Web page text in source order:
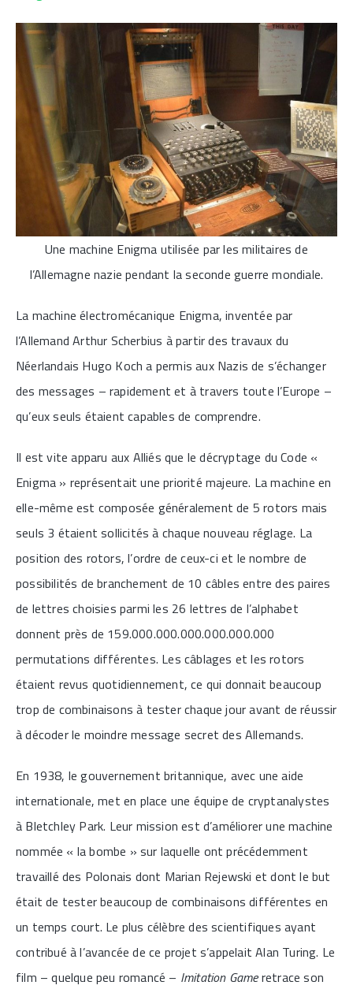
Une machine Enigma utilisée par les militaires de
l’Allemagne nazie pendant la seconde guerre mondiale.
La machine électromécanique Enigma, inventée par
l’Allemand Arthur Scherbius à partir des travaux du
Néerlandais Hugo Koch a permis aux Nazis de s’échanger
des messages – rapidement et à travers toute l’Europe –
qu’eux seuls étaient capables de comprendre.
Il est vite apparu aux Alliés que le décryptage du Code «
Enigma » représentait une priorité majeure. La machine en
elle-même est composée généralement de 5 rotors mais
seuls 3 étaient sollicités à chaque nouveau réglage. La
position des rotors, l’ordre de ceux-ci et le nombre de
possibilités de branchement de 10 câbles entre des paires
de lettres choisies parmi les 26 lettres de l’alphabet
donnent près de 159.000.000.000.000.000.000
permutations différentes. Les câblages et les rotors
étaient revus quotidiennement, ce qui donnait beaucoup
trop de combinaisons à tester chaque jour avant de réussir
à décoder le moindre message secret des Allemands.
En 1938, le gouvernement britannique, avec une aide
internationale, met en place une équipe de cryptanalystes
à Bletchley Park. Leur mission est d’améliorer une machine
nommée « la bombe » sur laquelle ont précédemment
travaillé des Polonais dont Marian Rejewski et dont le but
était de tester beaucoup de combinaisons différentes en
un temps court. Le plus célèbre des scientifiques ayant
contribué à l’avancée de ce projet s’appelait Alan Turing. Le
film – quelque peu romancé – Imitation Gameretrace son